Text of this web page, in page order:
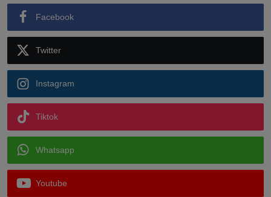
Facebook
Twitter
Instagram
Tiktok
Whatsapp
Youtube